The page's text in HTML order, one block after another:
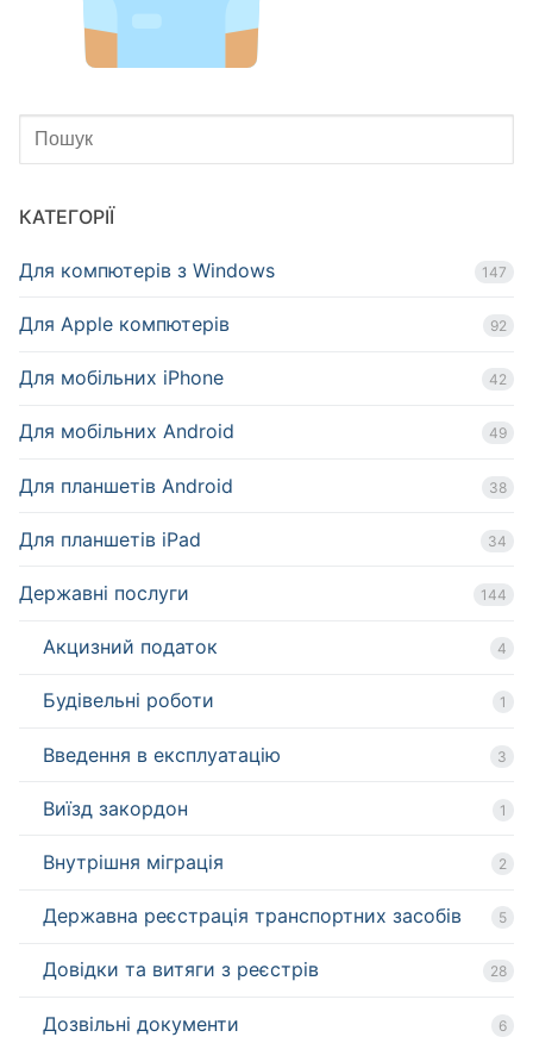
КАТЕГОРІЇ
Для компютерів з Windows 147
Для Apple компютерів 92
Для мобільних iPhone 42
Для мобільних Android 49
Для планшетів Android 38
Для планшетів iPad 34
Державні послуги 144
Акцизний податок 4
Будівельні роботи 1
Введення в експлуатацію 3
Виїзд закордон 1
Внутрішня міграція 2
Державна реєстрація транспортних засобів 5
Довідки та витяги з реєстрів 28
Дозвільні документи 6